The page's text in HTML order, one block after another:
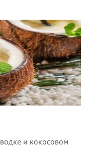
и кокосовом